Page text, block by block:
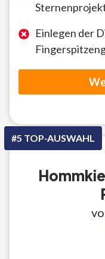
Einlegen der
#5 TOP-AUSWAHL